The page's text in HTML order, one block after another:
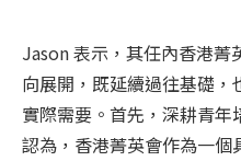
Jason 表示，其任內香港
向展開，既延續過往基礎
實際需要。首先，深耕青
認為，香港菁英會作為一